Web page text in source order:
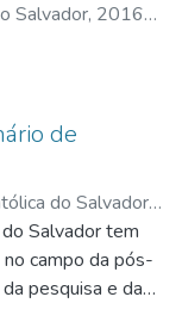
Salvador, 2016-
Católica do
de
do Salvador,
Católica do
Salvador tem
campo da pós-
pesquisa e da